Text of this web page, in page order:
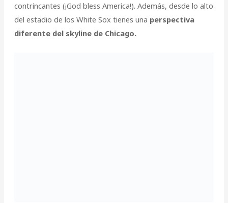
contrincantes (¡God bless America!). Además, desde lo alto
del estadio de los White Sox tienes una perspectiva
diferente del skyline de Chicago.